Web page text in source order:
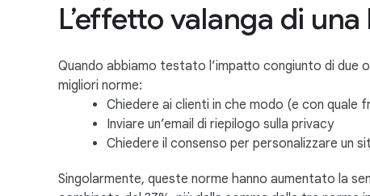
L’effetto valanga di
Quando abbiamo testato l’impatto congiunto di due
migliori norme:
Chiedere ai clienti in che modo (e con quale
Inviare un’email di riepilogo sulla privacy
Chiedere il consenso per personalizzare un
Singolarmente, queste norme hanno aumentato la